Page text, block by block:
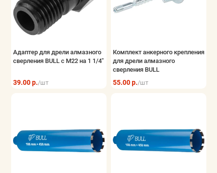
Хранение инструмента
Показать все
Адаптер для дрели алмазного
сверления BULL с M22 на 1 1/4"
39.00 р./шт
Комплект анкерного крепления
для дрели алмазного
сверления BULL
55.00 р./шт